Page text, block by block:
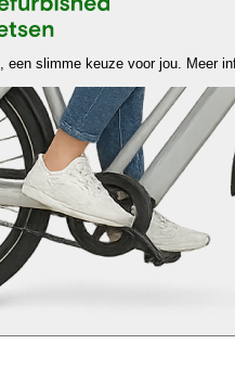
een slimme keuze voor jou. Meer